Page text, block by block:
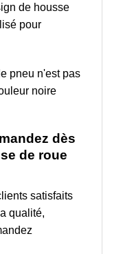
de housse
pour
pneu n'est pas
noire
dès
de roue
satisfaits
qualité,